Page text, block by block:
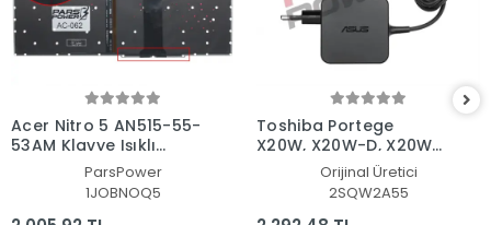
Acer Nitro 5 AN515-55-
53AM Klavye Işıklı
(Siyah TR)ParsPower
1JOBNOQ5
Toshiba Portege
X20W, X20W-D, X20W-
E Adaptör Şarj Aleti-
Orijinal Üretici
2SQW2A55